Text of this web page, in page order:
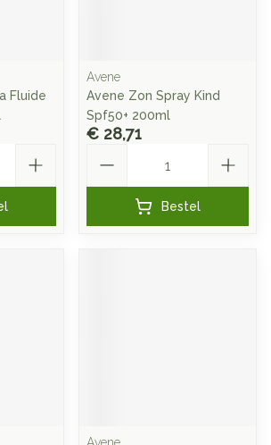
Fluide
Avene
Avene Zon Spray Kind
Spf50+ 200ml
€ 28,71
Bestel